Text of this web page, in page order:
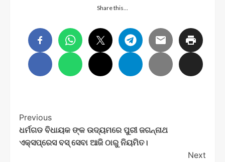
Share this…
Post
Navigation
Previous
ଧର୍ମଗଡ ବିଧାୟକ ଙ୍କ ଉଦ୍ୟମରେ ପୁରୀ ଜଗନ୍ନାଥ
ଏକ୍ସପ୍ରେସ ବସ୍ ସେବା ଆଜି ଠାରୁ ନିୟମିତ।
Next